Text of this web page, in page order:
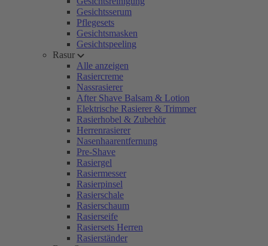
Gesichtsserum
Pflegesets
Gesichtsmasken
Gesichtspeeling
Rasur
Alle anzeigen
Rasiercreme
Nassrasierer
After Shave Balsam & Lotion
Elektrische Rasierer & Trimmer
Rasierhobel & Zubehör
Herrenrasierer
Nasenhaarentfernung
Pre-Shave
Rasiergel
Rasiermesser
Rasierpinsel
Rasierschale
Rasierschaum
Rasierseife
Rasiersets Herren
Rasierständer